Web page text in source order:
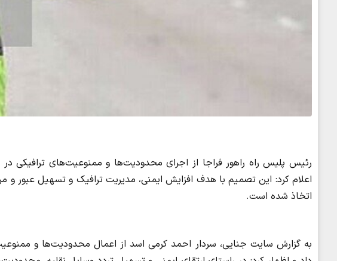
اعلام کرد: این تصمیم با هدف افزایش ایمنی، مدیریت ترافیک و تسهیل عبور و
اتخاذ شده است.
به گزارش سایت جنایی، سردار احمد کرمی اسد از اعمال محدودیت‌ها و